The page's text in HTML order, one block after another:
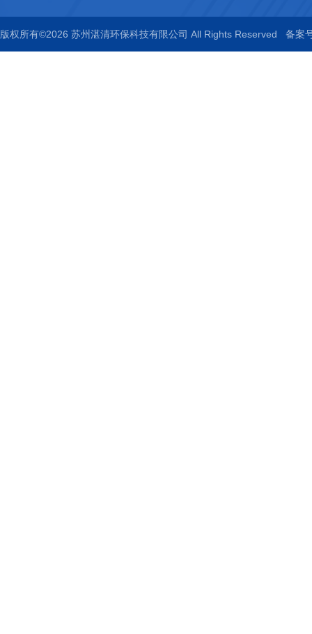
版权所有©2026 苏州湛清环保科技有限公司 All Rights Reserved 备案